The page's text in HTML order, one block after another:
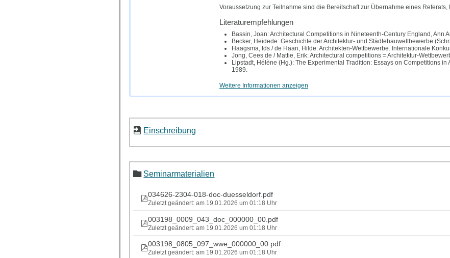
Voraussetzung zur Teilnahme sind die Bereitschaft zur Übernahme eines
Literaturempfehlungen
Bassin, Joan: Architectural Competitions in Nineteenth-Century England, Ann
Becker, Heidede: Geschichte der Architektur- und Städtebauwettbewerbe
Haagsma, Ids / de Haan, Hilde: Architekten-Wettbewerbe. Internationale
Jong, Cees de / Mattie, Erik: Architectural competitions = Architektur-
Lipstadt, Hélène (Hg.): The Experimental Tradition: Essays on Competitions
1989.
Weitere Informationen anzeigen
Einschreibung
Seminarmaterialien
034626-2304-018-doc-duesseldorf.pdf
Zuletzt geändert: am 19.01.2026 um 01:18 Uhr
003198_0009_043_doc_000000_00.pdf
Zuletzt geändert: am 19.01.2026 um 01:18 Uhr
003198_0805_097_wwe_000000_00.pdf
Zuletzt geändert: am 19.01.2026 um 01:18 Uhr